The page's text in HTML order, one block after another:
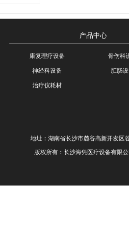
产品中心
康复理疗设备 骨伤科
神经科设备 肛肠
治疗仪耗材
地址：湖南省长沙市麓谷高新开发区
版权所有：长沙海凭医疗设备有限